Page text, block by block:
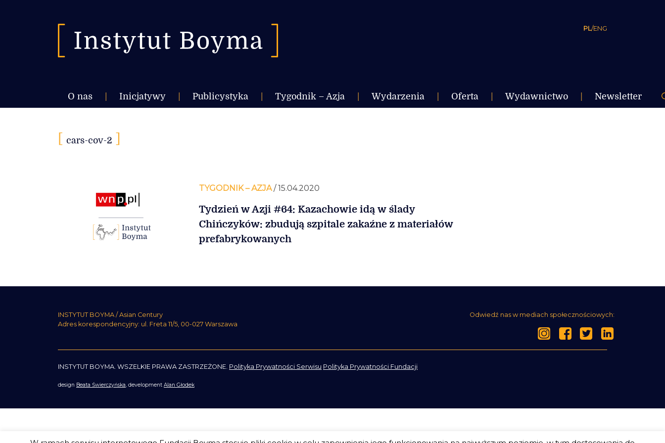
PL/ENG
O nas Inicjatywy Publicystyka Tygodnik – Azja Wydarzenia Oferta Wydawnictwo Newsletter
cars-cov-2
TYGODNIK – AZJA/ 15.04.2020
Tydzień w Azji #64: Kazachowie idą w ślady
Chińczyków: zbudują szpitale zakaźne z materiałów
prefabrykowanych
INSTYTUT BOYMA / Asian Century
Adres korespondencyjny: ul. Freta 11/5, 00-027 Warszawa
Odwiedź nas w mediach społecznościowych:
INSTYTUT BOYMA. WSZELKIE PRAWA ZASTRZEŻONE. Polityka Prywatności Serwisu Polityka Prywatności Fundacji
design Beata Świerczyńska, development Alan Głodek